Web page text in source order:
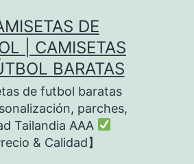
DE
| CAMISETAS
BARATAS
de futbol baratas
parches,
Tailandia AAA
& Calidad】